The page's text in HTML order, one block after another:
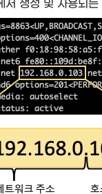
생성 및 사용되